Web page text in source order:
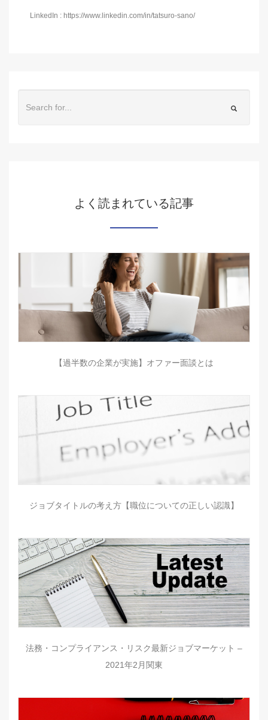
LinkedIn : https://www.linkedin.com/in/tatsuro-sano/
よく読まれている記事
【過半数の企業が実施】オファー面談とは
ジョブタイトルの考え方【職位についての正しい認識】
法務・コンプライアンス・リスク最新ジョブマーケット –
2021年2月関東